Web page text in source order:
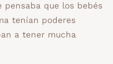
pensaba que los bebés
tenían poderes
a tener mucha